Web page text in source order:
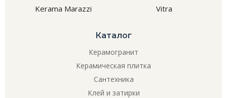
Kerama Marazzi
Vitra
Каталог
Керамогранит
Керамическая плитка
Сантехника
Клей и затирки